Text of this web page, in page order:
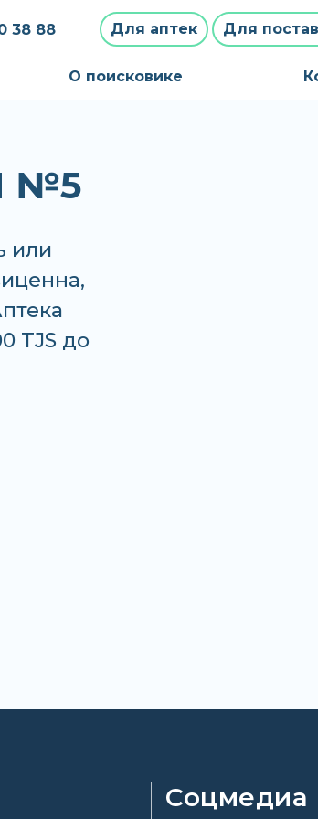
38 88 Для аптек Для
О поисковике
№5
или
TJS до
Соцмедиа